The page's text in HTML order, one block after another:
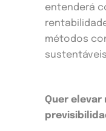
entenderá
métodos
Quer elevar